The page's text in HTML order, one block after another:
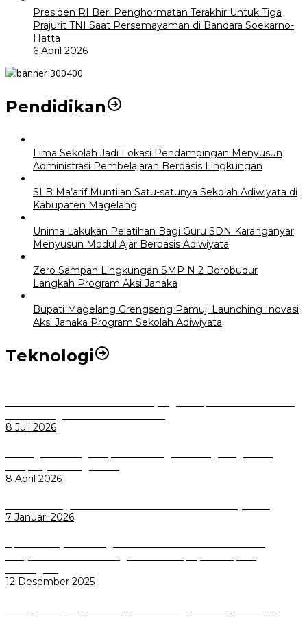
Presiden RI Beri Penghormatan Terakhir Untuk Tiga
Prajurit TNI Saat Persemayaman di Bandara Soekarno-
Hatta
6 April 2026
Pendidikan
Lima Sekolah Jadi Lokasi Pendampingan Menyusun
Administrasi Pembelajaran Berbasis Lingkungan
SLB Ma’arif Muntilan Satu-satunya Sekolah Adiwiyata di
Kabupaten Magelang
Unima Lakukan Pelatihan Bagi Guru SDN Karanganyar
Menyusun Modul Ajar Berbasis Adiwiyata
Zero Sampah Lingkungan SMP N 2 Borobudur
Langkah Program Aksi Janaka
Bupati Magelang Grengseng Pamuji Launching Inovasi
Aksi Janaka Program Sekolah Adiwiyata
Teknologi
8 Juli 2026
8 April 2026
7 Januari 2026
12 Desember 2025